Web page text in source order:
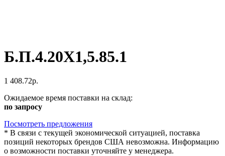
Б.П.4.20Х1,5.85.1
1 408.72р.
Ожидаемое время поставки на склад:
по запросу
Посмотреть предложения
* В связи с текущей экономической ситуацией, поставка
позиций некоторых брендов США невозможна. Информацию
о возможности поставки уточняйте у менеджера.